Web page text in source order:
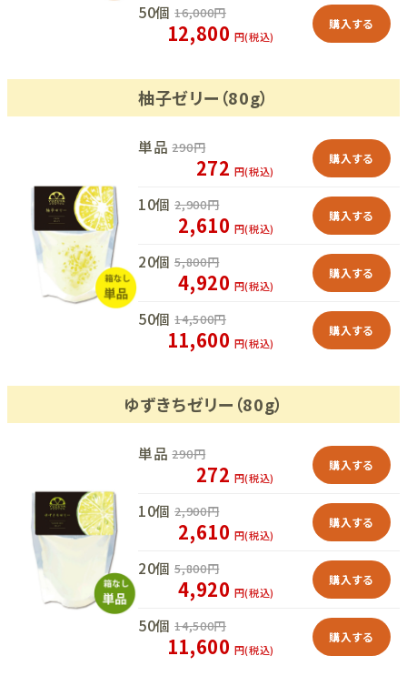
50個 16,000円
12,800 円(税込)
購入する
柚子ゼリー（80g）
単品 290円
272 円(税込)
購入する
10個 2,900円
2,610 円(税込)
購入する
20個 5,800円
4,920 円(税込)
購入する
50個 14,500円
11,600 円(税込)
購入する
ゆずきちゼリー（80g）
単品 290円
272 円(税込)
購入する
10個 2,900円
2,610 円(税込)
購入する
20個 5,800円
4,920 円(税込)
購入する
50個 14,500円
11,600 円(税込)
購入する